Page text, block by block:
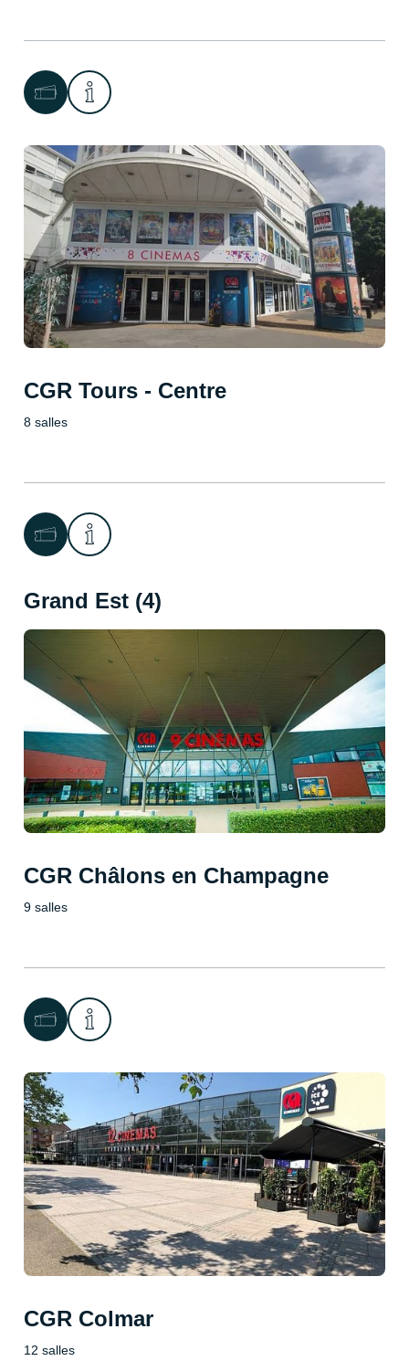
CGR Tours - Centre
8 salles
Grand Est (4)
CGR Châlons en Champagne
9 salles
CGR Colmar
12 salles